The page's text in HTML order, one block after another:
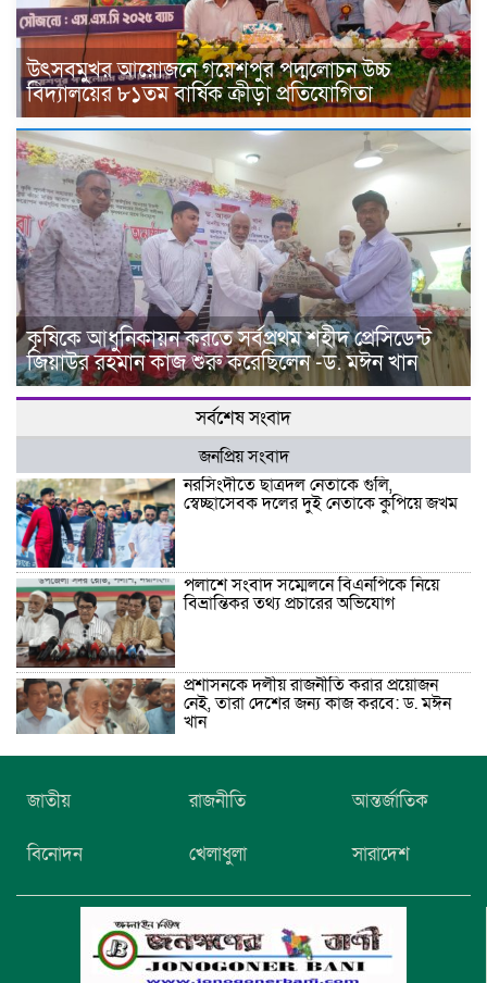
উৎসবমুখর আয়োজনে গয়েশপুর পদ্মলোচন উচ্চ
বিদ্যালয়ের ৮১তম বার্ষিক ক্রীড়া প্রতিযোগিতা
কৃষিকে আধুনিকায়ন করতে সর্বপ্রথম শহীদ প্রেসিডেন্ট
জিয়াউর রহমান কাজ শুরু করেছিলেন -ড. মঈন খান
সর্বশেষ সংবাদ
জনপ্রিয় সংবাদ
নরসিংদীতে ছাত্রদল নেতাকে গুলি,
স্বেচ্ছাসেবক দলের দুই নেতাকে কুপিয়ে জখম
পলাশে সংবাদ সম্মেলনে বিএনপিকে নিয়ে
বিভ্রান্তিকর তথ্য প্রচারের অভিযোগ
প্রশাসনকে দলীয় রাজনীতি করার প্রয়োজন
নেই, তারা দেশের জন্য কাজ করবে: ড. মঈন
খান
নিখোঁজের তিনদিন পর মাইক্রোবাস চালকের
মরদেহ উদ্ধার
উচ্চ বিদ্যালয়ের ৮১তম বার্ষিক ক্রীড়া
জাতীয় রাজনীতি আন্তর্জাতিক
বিনোদন খেলাধুলা সারাদেশ